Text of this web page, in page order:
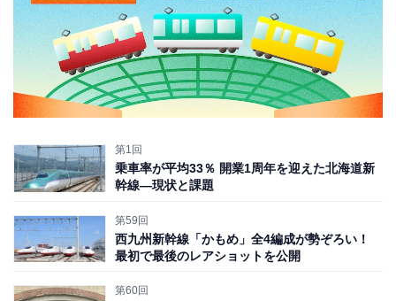
第1回
乗車率が平均33％ 開業1周年を迎えた北海道新
幹線―現状と課題
第59回
西九州新幹線「かもめ」全4編成が勢ぞろい！
最初で最後のレアショットを公開
第60回